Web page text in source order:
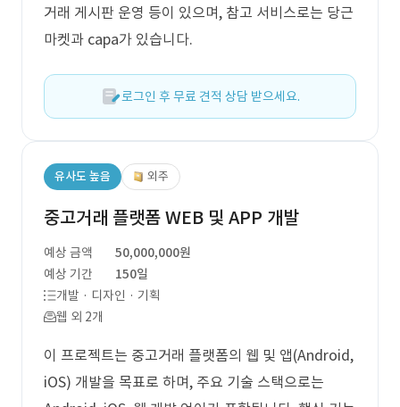
거래 게시판 운영 등이 있으며, 참고 서비스로는 당근
마켓과 capa가 있습니다.
로그인 후 무료 견적 상담 받으세요.
유사도 높음 외주
중고거래 플랫폼 WEB 및 APP 개발
예상 금액
50,000,000원
예상 기간
150일
개발 · 디자인 · 기획
웹 외 2개
이 프로젝트는 중고거래 플랫폼의 웹 및 앱(Android,
iOS) 개발을 목표로 하며, 주요 기술 스택으로는